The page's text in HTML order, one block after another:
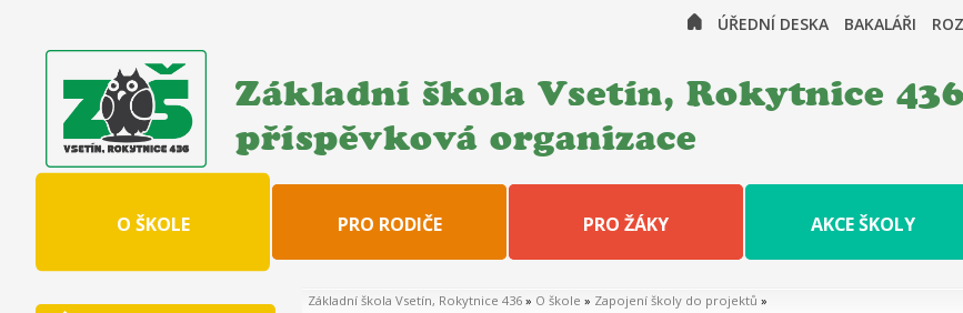
ÚŘEDNÍ DESKA BAKALÁŘI
Základní škola Vsetín, Rokytnice
příspěvková organizace
O ŠKOLE PRO RODIČE PRO ŽÁKY AKCE ŠKOLY
Základní škola Vsetín, Rokytnice 436 » O škole » Zapojení školy do projektů »